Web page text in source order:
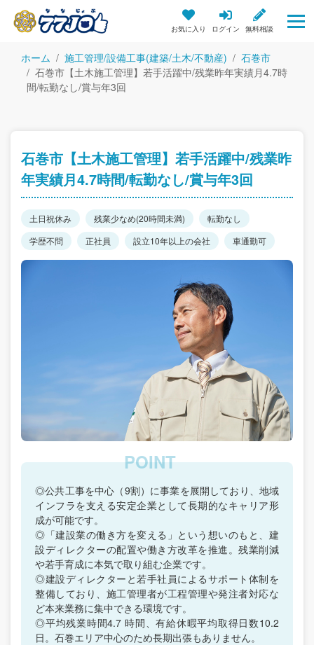
お気に入り ログイン 無料相談
ホーム 施工管理/設備工事(建築/土木/不動産)
石巻市
石巻市【土木施工管理】若手活躍中/残業昨年実績月4.7時
間/転勤なし/賞与年3回
石巻市【土木施工管理】若手活躍中/残業昨
年実績月4.7時間/転勤なし/賞与年3回
土日祝休み 残業少なめ(20時間未満)
転勤なし
学歴不問
正社員 設立10年以上の会社 車通勤可
◎公共工事を中心（9割）に事業を展開しており、地域
インフラを支える安定企業として長期的なキャリア形
成が可能です。
◎「建設業の働き方を変える」という想いのもと、建
設ディレクターの配置や働き方改革を推進。残業削減
や若手育成に本気で取り組む企業です。
◎建設ディレクターと若手社員によるサポート体制を
整備しており、施工管理者が工程管理や発注者対応な
ど本来業務に集中できる環境です。
◎平均残業時間4.7 時間、有給休暇平均取得日数10.2
日。石巻エリア中心のため長期出張もありません。